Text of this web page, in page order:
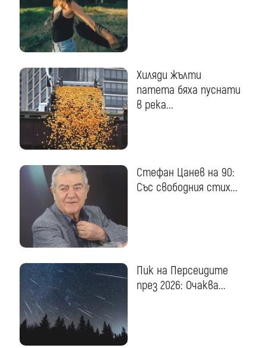
Хиляди жълти
патета бяха пуснати
в река...
Стефан Цанев на 90:
Със свободния стих...
Пик на Персеидите
през 2026: Очаква...